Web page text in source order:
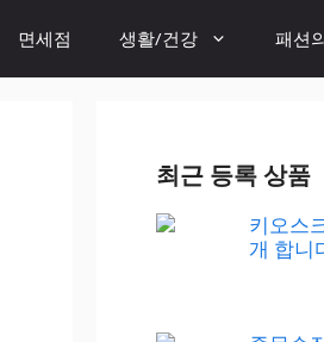
면세점 생활/건강 패션
최근 등록 상품
키오스
개 합니